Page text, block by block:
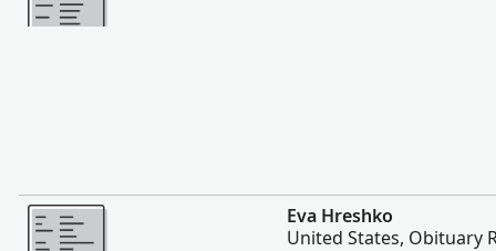
Enemmän
Eva Hreshko
United States, Obituary